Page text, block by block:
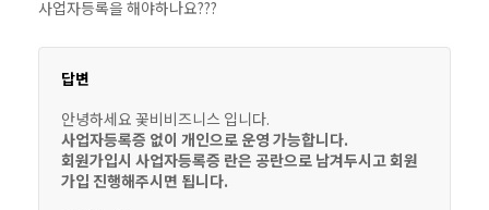
사업자등록을 해야하나요???
답변
안녕하세요 꽃비비즈니스 입니다.
사업자등록증 없이 개인으로 운영 가능합니다.
회원가입시 사업자등록증 란은 공란으로 남겨두시고 회원
가입 진행해주시면 됩니다.